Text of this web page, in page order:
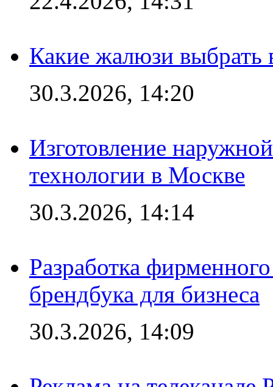
Какие жалюзи выбрать
30.3.2026, 14:20
Изготовление
технологии в Москве
30.3.2026, 14:14
Разработка
брендбука для бизнеса
30.3.2026, 14:09